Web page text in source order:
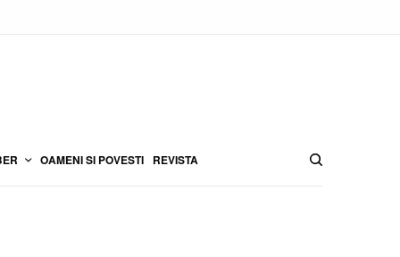
OAMENI SI POVESTI REVISTA